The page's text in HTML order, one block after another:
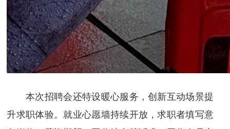
本次招聘会还特设暖心服务，创新互动场景提
升求职体验。就业心愿墙持续开放，求职者填写意